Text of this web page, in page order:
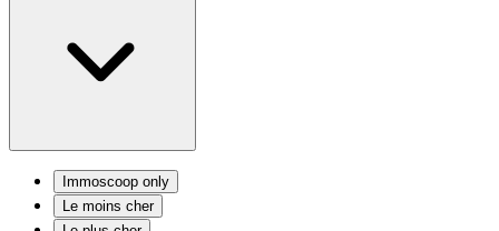
Immoscoop only
Le moins cher